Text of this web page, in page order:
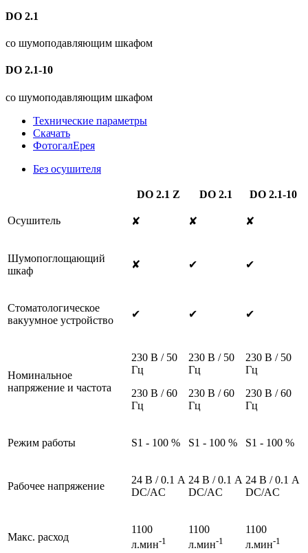
DO 2.1
со шумоподавляющим шкафом
DO 2.1-10
со шумоподавляющим шкафом
Технические параметры
Cкачать
ФотогалЕрея
Без осушителя
DO 2.1 Z DO 2.1 DO 2.1-10
Осушитель ✘ ✘ ✘
Шумопоглощающий
шкаф
✘ ✔ ✔
Стоматологическое
вакуумное устройство
✔ ✔ ✔
Номинальное
напряжение и частота
230 В / 50
Гц
230 В / 60
Гц
230 В / 50
Гц
230 В / 60
Гц
230 В / 50
Гц
230 В / 60
Гц
Pежим работы S1 - 100 % S1 - 100 % S1 - 100 %
Рабочее напряжение
24 В / 0.1 A
DC/AC
24 В / 0.1 A
DC/AC
24 В / 0.1 A
DC/AC
Макс. pасход
1100
л.мин-1
1100
л.мин-1
1100
л.мин-1